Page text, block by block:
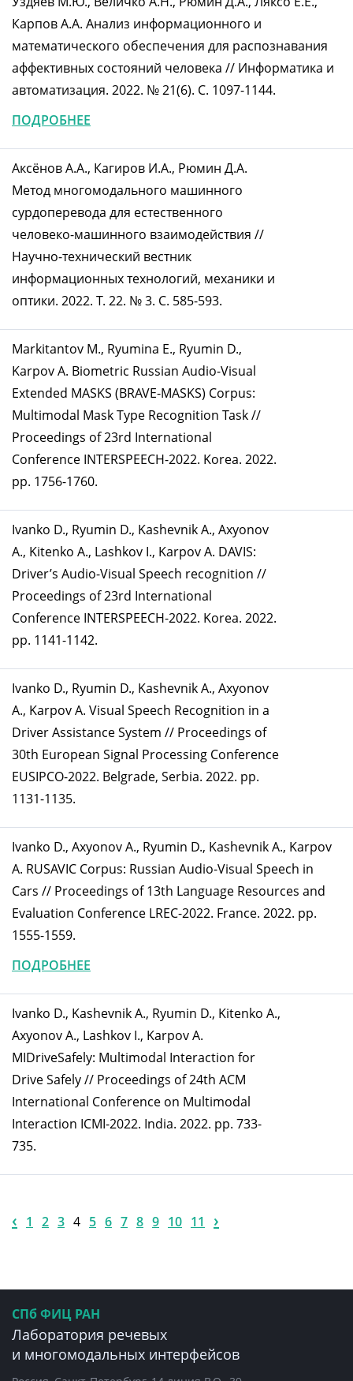
Карпов А.А. Анализ информационного и
математического обеспечения для распознавания
аффективных состояний человека // Информатика и
автоматизация. 2022. № 21(6). С. 1097-1144.
ПОДРОБНЕЕ
Аксёнов А.А., Кагиров И.А., Рюмин Д.А.
Метод многомодального машинного
сурдоперевода для естественного
человеко-машинного взаимодействия //
Научно-технический вестник
информационных технологий, механики и
оптики. 2022. Т. 22. № 3. C. 585-593.
Markitantov M., Ryumina E., Ryumin D.,
Karpov A. Biometric Russian Audio-Visual
Extended MASKS (BRAVE-MASKS) Corpus:
Multimodal Mask Type Recognition Task //
Proceedings of 23rd International
Conference INTERSPEECH-2022. Korea. 2022.
pp. 1756-1760.
Ivanko D., Ryumin D., Kashevnik A., Axyonov
A., Kitenko A., Lashkov I., Karpov A. DAVIS:
Driver’s Audio-Visual Speech recognition //
Proceedings of 23rd International
Conference INTERSPEECH-2022. Korea. 2022.
pp. 1141-1142.
Ivanko D., Ryumin D., Kashevnik A., Axyonov
A., Karpov A. Visual Speech Recognition in a
Driver Assistance System // Proceedings of
30th European Signal Processing Conference
EUSIPCO-2022. Belgrade, Serbia. 2022. pp.
1131-1135.
Ivanko D., Axyonov A., Ryumin D., Kashevnik A., Karpov
A. RUSAVIC Corpus: Russian Audio-Visual Speech in
Cars // Proceedings of 13th Language Resources and
Evaluation Conference LREC-2022. France. 2022. pp.
1555-1559.
ПОДРОБНЕЕ
Ivanko D., Kashevnik A., Ryumin D., Kitenko A.,
Axyonov A., Lashkov I., Karpov A.
MIDriveSafely: Multimodal Interaction for
Drive Safely // Proceedings of 24th ACM
International Conference on Multimodal
Interaction ICMI-2022. India. 2022. pp. 733-
735.
‹ 1 2 3 4 5 6 7 8 9 10 11 ›
СПб ФИЦ РАН
Лаборатория речевых
и многомодальных интерфейсов